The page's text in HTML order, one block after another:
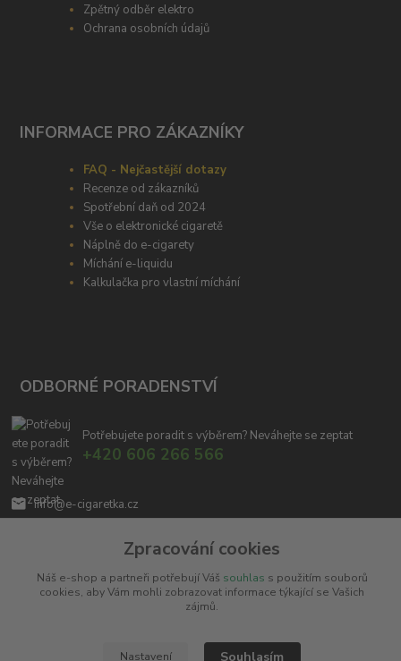
Zpětný odběr elektro
Ochrana osobních údajů
INFORMACE PRO ZÁKAZNÍKY
FAQ - Nejčastější dotazy
Recenze od zákazníků
Spotřební daň od 2024
Vše o elektronické cigaretě
Náplně do e-cigarety
Míchání e-liquidu
Kalkulačka pro vlastní míchání
ODBORNÉ PORADENSTVÍ
Potřebujete poradit s výběrem? Neváhejte se zeptat
+420 606 266 566
info@e-cigaretka.cz
Zpracování cookies
Náš e-shop a partneři potřebují Váš souhlas s použitím souborů
cookies, aby Vám mohli zobrazovat informace týkající se Vašich
zájmů.
Nastavení Souhlasím